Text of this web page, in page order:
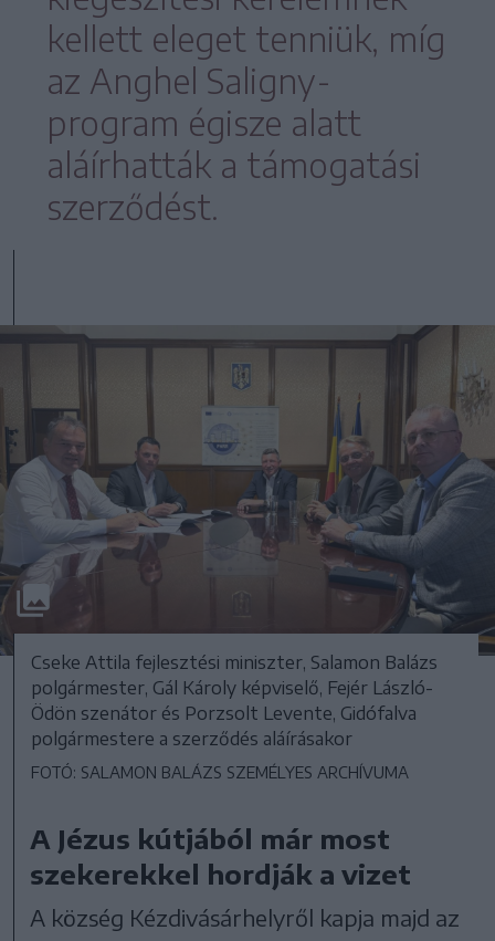
kellett eleget tenniük, míg
az Anghel Saligny-
program égisze alatt
aláírhatták a támogatási
szerződést.
Cseke Attila fejlesztési miniszter, Salamon Balázs
polgármester, Gál Károly képviselő, Fejér László-
Ödön szenátor és Porzsolt Levente, Gidófalva
polgármestere a szerződés aláírásakor
FOTÓ: SALAMON BALÁZS SZEMÉLYES ARCHÍVUMA
A Jézus kútjából már most
szekerekkel hordják a vizet
A község Kézdivásárhelyről kapja majd az